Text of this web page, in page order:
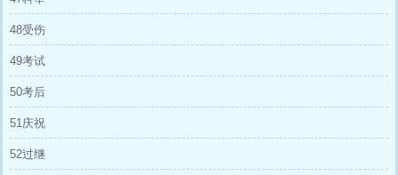
48受伤
49考试
50考后
51庆祝
52过继